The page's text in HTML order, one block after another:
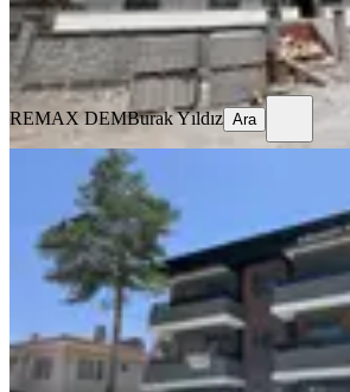
REMAX DEMBurak Yıldız
REMAX DEMBurak Yıldız Ara
Remax Dem'den
Kiralık Daire
Merkez, Halitpaşa Mahallesi
1+1·65 m² 2. Kat·
16.500 ₺